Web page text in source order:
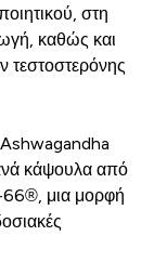
στη
καθώς και
τεστοστερόνης
κάψουλα από
66®, μια μορφή